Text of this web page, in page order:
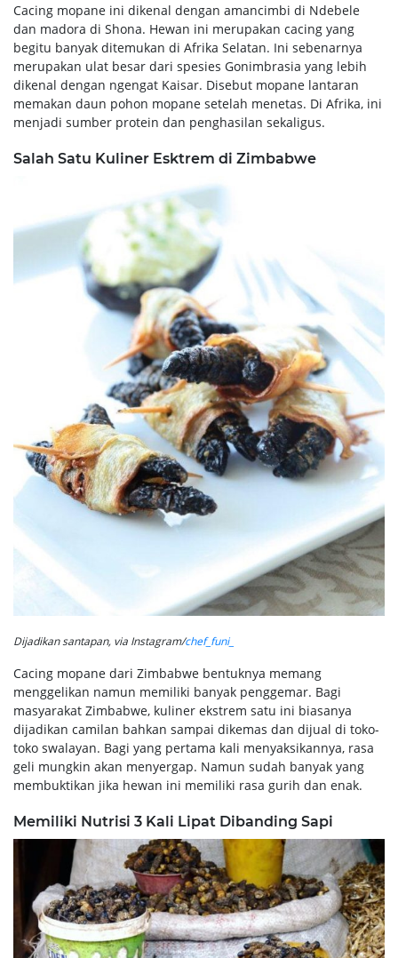
Cacing mopane ini dikenal dengan amancimbi di Ndebele
dan madora di Shona. Hewan ini merupakan cacing yang
begitu banyak ditemukan di Afrika Selatan. Ini sebenarnya
merupakan ulat besar dari spesies Gonimbrasia yang lebih
dikenal dengan ngengat Kaisar. Disebut mopane lantaran
memakan daun pohon mopane setelah menetas. Di Afrika, ini
menjadi sumber protein dan penghasilan sekaligus.
Salah Satu Kuliner Esktrem di Zimbabwe
Dijadikan santapan, via Instagram/chef_funi_
Cacing mopane dari Zimbabwe bentuknya memang
menggelikan namun memiliki banyak penggemar. Bagi
masyarakat Zimbabwe, kuliner ekstrem satu ini biasanya
dijadikan camilan bahkan sampai dikemas dan dijual di toko-
toko swalayan. Bagi yang pertama kali menyaksikannya, rasa
geli mungkin akan menyergap. Namun sudah banyak yang
membuktikan jika hewan ini memiliki rasa gurih dan enak.
Memiliki Nutrisi 3 Kali Lipat Dibanding Sapi